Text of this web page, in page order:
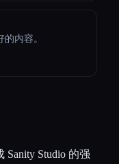
内容。
Sanity Studio 的强